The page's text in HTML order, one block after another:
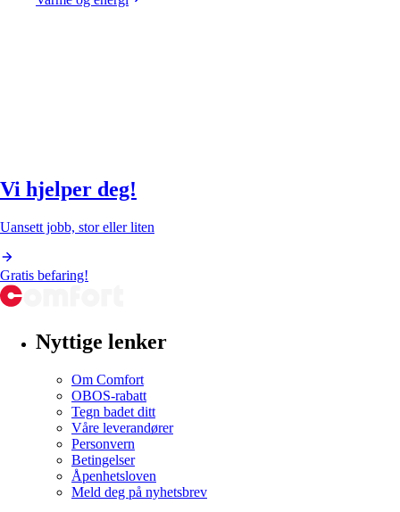
Vi hjelper deg!
Uansett jobb, stor eller liten
Gratis befaring!
Nyttige lenker
Om Comfort
OBOS-rabatt
Tegn badet ditt
Våre leverandører
Personvern
Betingelser
Åpenhetsloven
Meld deg på nyhetsbrev